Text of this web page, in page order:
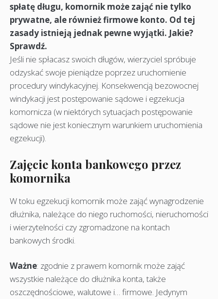
spłatę długu, komornik może zająć nie tylko
prywatne, ale również firmowe konto. Od tej
zasady istnieją jednak pewne wyjątki. Jakie?
Sprawdź.
Jeśli nie spłacasz swoich długów, wierzyciel spróbuje
odzyskać swoje pieniądze poprzez uruchomienie
procedury windykacyjnej. Konsekwencją bezowocnej
windykacji jest postępowanie sądowe i egzekucja
komornicza (w niektórych sytuacjach postępowanie
sądowe nie jest koniecznym warunkiem uruchomienia
egzekucji).
Zajęcie konta bankowego przez
komornika
W toku egzekucji komornik może zająć wynagrodzenie
dłużnika, należące do niego ruchomości, nieruchomości
i wierzytelności czy zgromadzone na kontach
bankowych środki.
Ważne: zgodnie z prawem komornik może zająć
wszystkie należące do dłużnika konta, także
oszczędnościowe, walutowe i… firmowe. Jedynym